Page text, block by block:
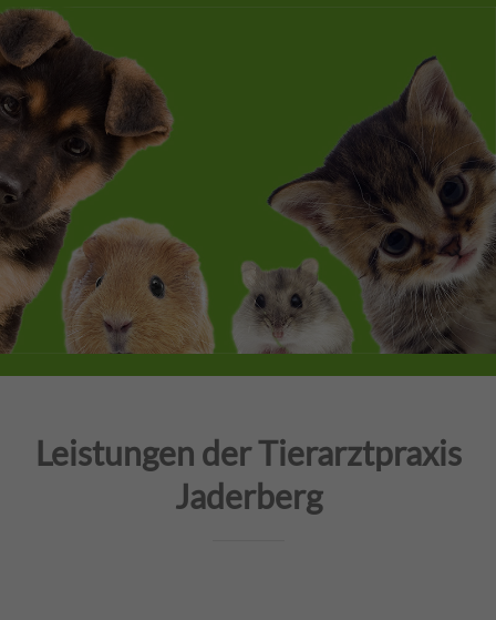
Leistungen der Tierarztpraxis
Jaderberg